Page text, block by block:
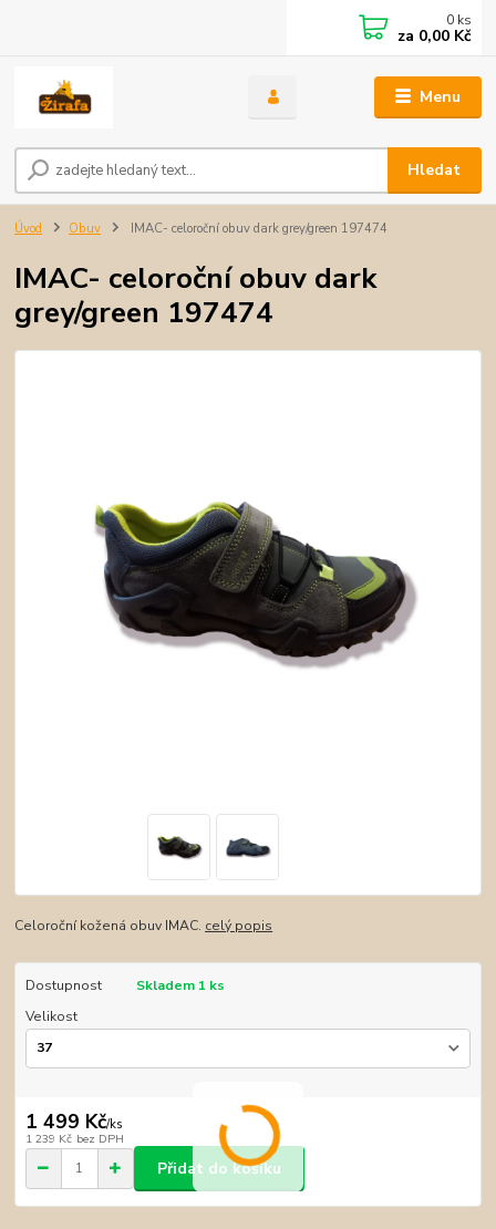
Menu
Hledat
0 ks
za 0,00 Kč
Úvod Obuv IMAC- celoroční obuv dark grey/green 197474
IMAC- celoroční obuv dark
grey/green 197474
Celoroční kožená obuv IMAC. celý popis
Dostupnost
Skladem 1 ks
Velikost
1 499 Kč/ks
1 239 Kč bez DPH
Přidat do košíku